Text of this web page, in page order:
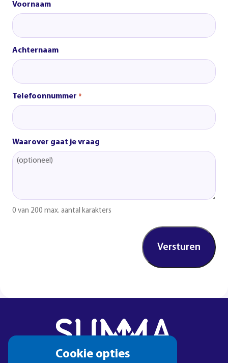
Cookie opties
Voornaam
Achternaam
Telefoonnummer *
Waarover gaat je vraag
0 van 200 max. aantal karakters